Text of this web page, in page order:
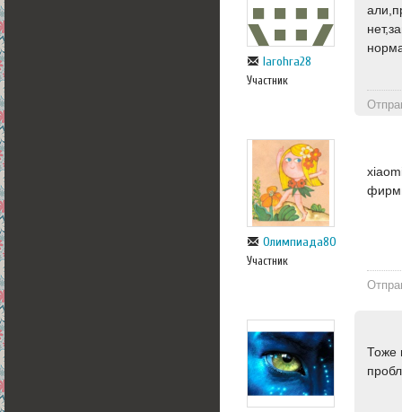
larohra28
Участник
Олимпиада80
Участник
Тоже